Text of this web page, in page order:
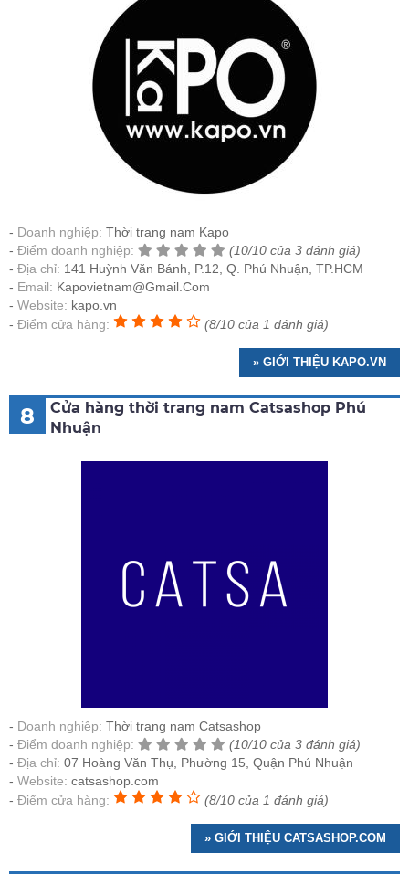
Doanh nghiệp: Thời trang nam Kapo
Điểm doanh nghiệp:
(10/10 của 3 đánh giá)
Địa chỉ: 141 Huỳnh Văn Bánh, P.12, Q. Phú Nhuận, TP.HCM
Email: Kapovietnam@Gmail.Com
Website: kapo.vn
Điểm cửa hàng:
(8/10 của 1 đánh giá)
» GIỚI THIỆU KAPO.VN
8
Cửa hàng thời trang nam Catsashop Phú
Nhuận
Doanh nghiệp: Thời trang nam Catsashop
Điểm doanh nghiệp:
(10/10 của 3 đánh giá)
Địa chỉ: 07 Hoàng Văn Thụ, Phường 15, Quận Phú Nhuận
Website: catsashop.com
Điểm cửa hàng:
(8/10 của 1 đánh giá)
» GIỚI THIỆU CATSASHOP.COM